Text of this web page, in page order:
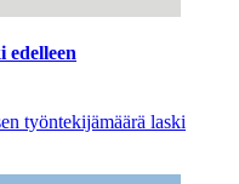
edelleen
työntekijämäärä laski